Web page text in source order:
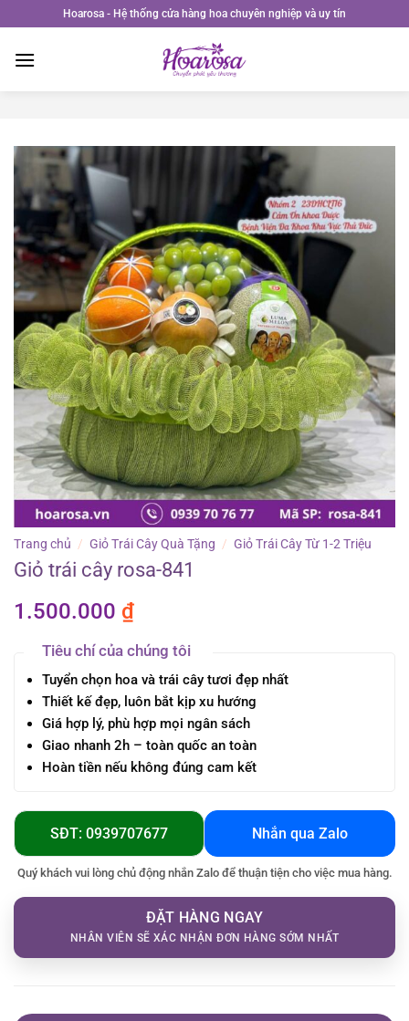
qua
nội
Hoarosa - Hệ thống cửa hàng hoa chuyên nghiệp và uy tín
Trang chủ / Giỏ Trái Cây Quà Tặng / Giỏ Trái Cây Từ 1-2 Triệu
Giỏ trái cây rosa-841
1.500.000 ₫
Tiêu chí của chúng tôi
Tuyển chọn hoa và trái cây tươi đẹp nhất
Thiết kế đẹp, luôn bắt kịp xu hướng
Giá hợp lý, phù hợp mọi ngân sách
Giao nhanh 2h – toàn quốc an toàn
Hoàn tiền nếu không đúng cam kết
SĐT: 0939707677 Nhắn qua Zalo
Quý khách vui lòng chủ động nhắn Zalo để thuận tiện cho việc mua hàng.
ĐẶT HÀNG NGAY
NHÂN VIÊN SẼ XÁC NHẬN ĐƠN HÀNG SỚM NHẤT